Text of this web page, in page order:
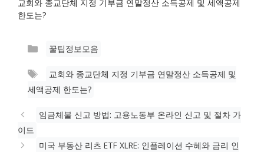
교회와 종교단체 지정 기부금 연말정산 소득공제 및 세액공제
한도는?
카
고
리
꿀팁정보모음
태
그
교회와 종교단체 지정 기부금 연말정산 소득공제 및
세액공제 한도는?
임금체불 신고 방법: 고용노동부 온라인 신고 및 절차 가
이드
미국 부동산 리츠 ETF XLRE: 인플레이션 수혜와 금리 인